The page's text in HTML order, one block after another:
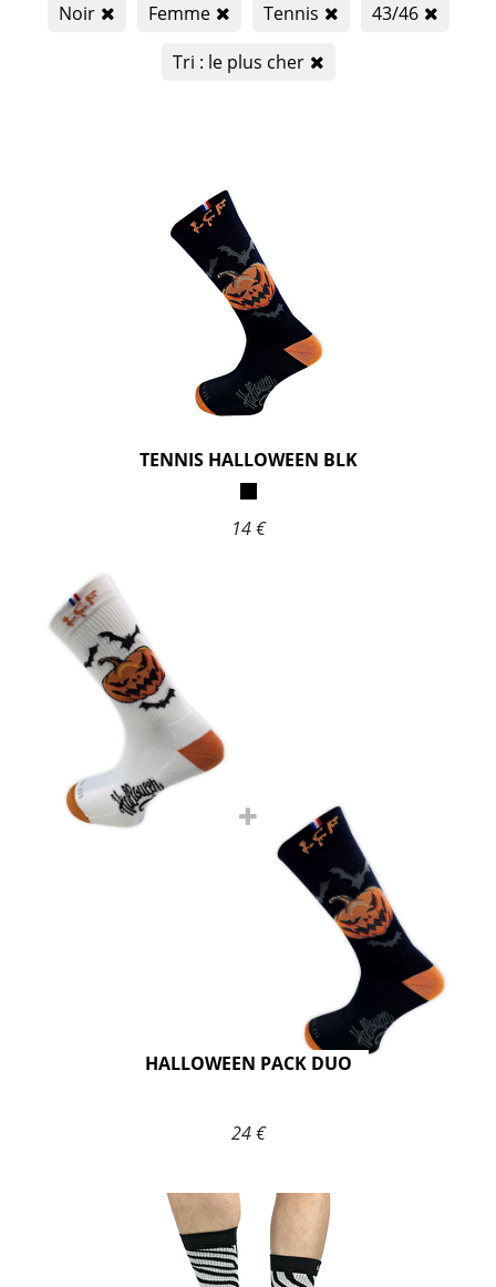
Noir Femme Tennis
43/46
Tri : le plus cher
TENNIS HALLOWEEN BLK
14 €
HALLOWEEN PACK DUO
24 €